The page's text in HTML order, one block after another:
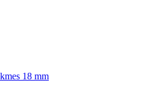
18 mm